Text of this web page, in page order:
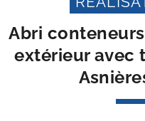
Abri
extérieur avec